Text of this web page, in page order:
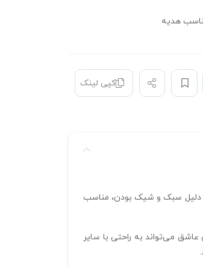
هدیه
کپی لینک
به دلیل سبک و شیک بودن، مناسب
و سبکی خاصی می‌بخشد. با وزن تنها 1.48 گرم، این آویز پرنده‌های عاشق می‌تواند به راحتی با سایر